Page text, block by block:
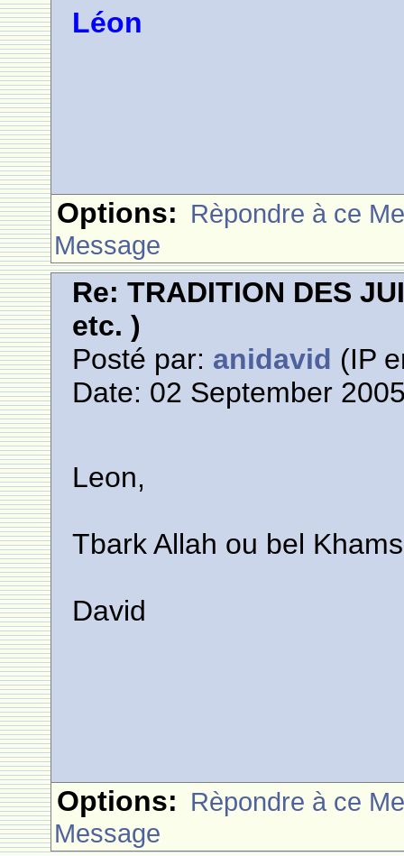
Léon
Options: Rèpondre à ce
Message
Re: TRADITION DES
etc. )
Posté par: anidavid (IP
Date: 02 September
Leon,
Tbark Allah ou bel
David
Options: Rèpondre à ce
Message